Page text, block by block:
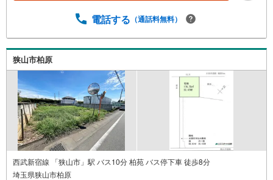
て、リフォームや注文建築についてご相談頂けます4.年中
～19:00 この時間はお電話でのお問合わせがスムーズです
5.お子様連れでおこしくださいキッズスペース、授乳室、
オムツ替えベッド、アンパンマンジュースをご用意してお
ります。ご見学ご希望の方は、右上の“室内・現地を見学す
る（無料）をボタンからご予約ください。
電話する （通話料無料）
狭山市柏原
西武新宿線 「狭山市」駅 バス10分 柏苑 バス停下車 徒歩8分
埼玉県狭山市柏原